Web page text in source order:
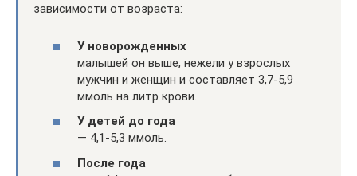
зависимости от возраста:
У новорожденных
малышей он выше, нежели у взрослых
мужчин и женщин и составляет 3,7-5,9
ммоль на литр крови.
У детей до года
— 4,1-5,3 ммоль.
После года